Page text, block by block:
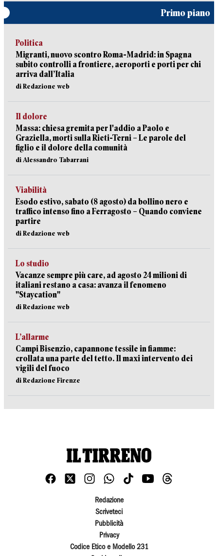
Primo piano
Politica
Migranti, nuovo scontro Roma-Madrid: in Spagna
subito controlli a frontiere, aeroporti e porti per chi
arriva dall’Italia
di Redazione web
Il dolore
Massa: chiesa gremita per l'addio a Paolo e
Graziella, morti sulla Rieti-Terni – Le parole del
figlio e il dolore della comunità
di Alessandro Tabarrani
Viabilità
Esodo estivo, sabato (8 agosto) da bollino nero e
traffico intenso fino a Ferragosto – Quando conviene
partire
di Redazione web
Lo studio
Vacanze sempre più care, ad agosto 24 milioni di
italiani restano a casa: avanza il fenomeno
"Staycation"
di Redazione web
L’allarme
Campi Bisenzio, capannone tessile in fiamme:
crollata una parte del tetto. Il maxi intervento dei
vigili del fuoco
di Redazione Firenze
Redazione
Scriveteci
Pubblicità
Privacy
Codice Etico e Modello 231